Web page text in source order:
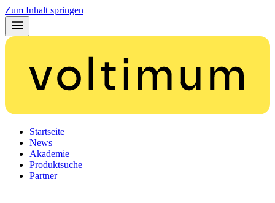
Zum Inhalt springen
Startseite
News
Akademie
Produktsuche
Partner